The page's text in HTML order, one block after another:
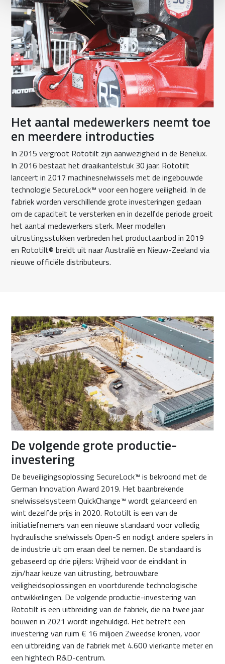
Het aantal medewerkers neemt toe
en meerdere introducties
In 2015 vergroot Rototilt zijn aanwezigheid in de Benelux.
In 2016 bestaat het draaikantelstuk 30 jaar. Rototilt
lanceert in 2017 machinesnelwissels met de ingebouwde
technologie SecureLock™ voor een hogere veiligheid. In de
fabriek worden verschillende grote investeringen gedaan
om de capaciteit te versterken en in dezelfde periode groeit
het aantal medewerkers sterk. Meer modellen
uitrustingsstukken verbreden het productaanbod in 2019
en Rototilt® breidt uit naar Australië en Nieuw-Zeeland via
nieuwe officiële distributeurs.
De volgende grote productie-
investering
De beveiligingsoplossing SecureLock™ is bekroond met de
German Innovation Award 2019. Het baanbrekende
snelwisselsysteem QuickChange™ wordt gelanceerd en
wint dezelfde prijs in 2020. Rototilt is een van de
initiatiefnemers van een nieuwe standaard voor volledig
hydraulische snelwissels Open-S en nodigt andere spelers in
de industrie uit om eraan deel te nemen. De standaard is
gebaseerd op drie pijlers: Vrijheid voor de eindklant in
zijn/haar keuze van uitrusting, betrouwbare
veiligheidsoplossingen en voortdurende technologische
ontwikkelingen. De volgende productie-investering van
Rototilt is een uitbreiding van de fabriek, die na twee jaar
bouwen in 2021 wordt ingehuldigd. Het betreft een
investering van ruim € 16 miljoen Zweedse kronen, voor
een uitbreiding van de fabriek met 4.600 vierkante meter en
een hightech R&D-centrum.